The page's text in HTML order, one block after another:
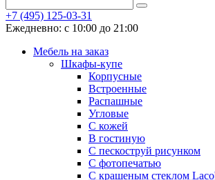
+7 (495) 125-03-31
Ежедневно: с 10:00 до 21:00
Мебель на заказ
Шкафы-купе
Корпусные
Встроенные
Распашные
Угловые
С кожей
В гостиную
С пескоструй рисунком
С фотопечатью
С крашеным стеклом